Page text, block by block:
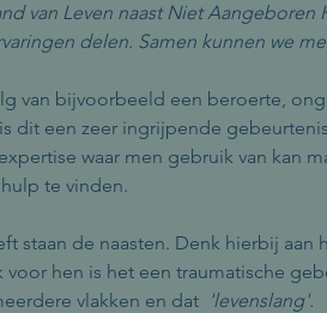
van Leven naast Niet Aangeboren
delen. Samen kunnen we
van bijvoorbeeld een beroerte,
dit een zeer ingrijpende
waar men gebruik van kan
te vinden.
staan de naasten. Denk hierbij aan
hen is het een traumatische
vlakken en dat 'levenslang'.